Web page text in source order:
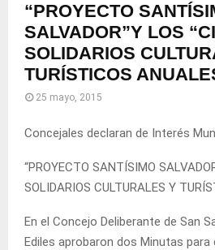
“PROYECTO
SALVADOR”Y LOS
SOLIDARIOS
TURÍSTICOS
25 mayo, 2015
Concejales declaran de Interés
“PROYECTO SANTÍSIMO
SOLIDARIOS CULTURALES Y
En el Concejo Deliberante de San
Ediles aprobaron dos Minutas para